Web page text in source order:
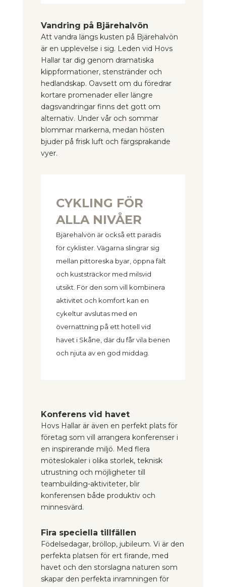
Vandring på Bjärehalvön
Att vandra längs kusten på Bjärehalvön
är en upplevelse i sig. Leden vid Hovs
Hallar tar dig genom dramatiska
klippformationer, stenstränder och
hedlandskap. Oavsett om du föredrar
kortare promenader eller längre
dagsvandringar finns det gott om
alternativ. Under vår och sommar
blommar markerna, medan hösten
bjuder på frisk luft och färgsprakande
vyer.
CYKLING FÖR
ALLA NIVÅER
Bjärehalvön är också ett paradis
för cyklister. Vägarna slingrar sig
mellan pittoreska byar, öppna fält
och kuststräckor med milsvid
utsikt. För den som vill kombinera
aktivitet och komfort kan en
cykeltur avslutas med en
övernattning på ett hotell vid
havet i Skåne, där du får vila benen
och njuta av en god middag.
Konferens vid havet
Hovs Hallar är även en perfekt plats för
företag som vill arrangera konferenser i
en inspirerande miljö. Med flera
möteslokaler i olika storlek, teknisk
utrustning och möjligheter till
teambuilding-aktiviteter, blir
konferensen både produktiv och
minnesvärd.
Fira speciella tillfällen
Födelsedagar, bröllop, jubileum. Vi är den
perfekta platsen för ert firande, med
havet och den storslagna naturen som
skapar den perfekta inramningen för